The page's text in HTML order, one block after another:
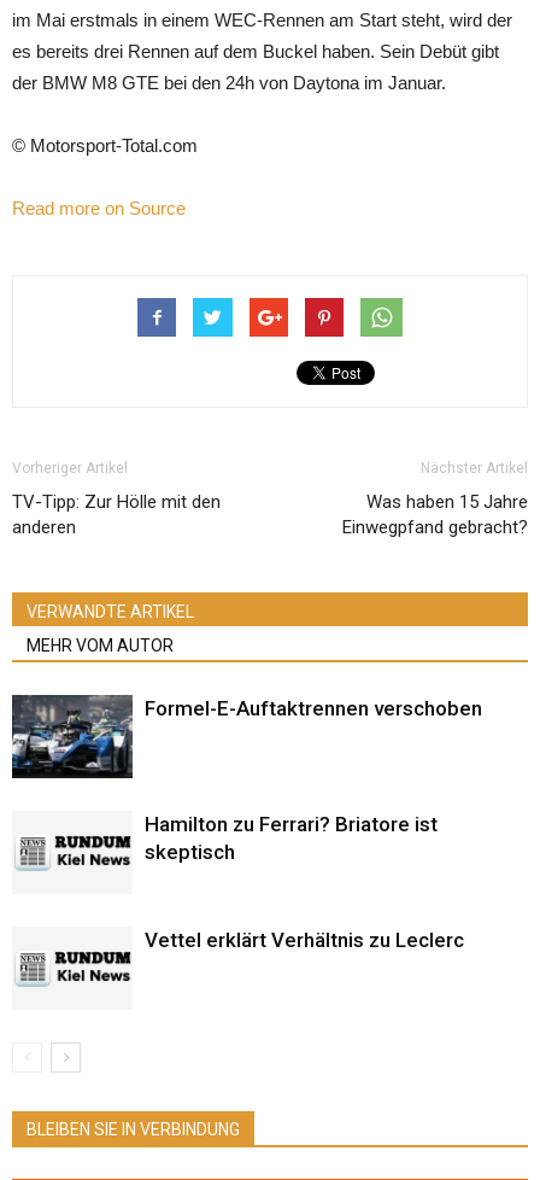
im Mai erstmals in einem WEC-Rennen am Start steht, wird der
es bereits drei Rennen auf dem Buckel haben. Sein Debüt gibt
der BMW M8 GTE bei den 24h von Daytona im Januar.
© Motorsport-Total.com
Read more on Source
Vorheriger Artikel
TV-Tipp: Zur Hölle mit den
anderen
Nächster Artikel
Was haben 15 Jahre
Einwegpfand gebracht?
VERWANDTE ARTIKEL
MEHR VOM AUTOR
Formel-E-Auftaktrennen verschoben
Hamilton zu Ferrari? Briatore ist
skeptisch
Vettel erklärt Verhältnis zu Leclerc
BLEIBEN SIE IN VERBINDUNG